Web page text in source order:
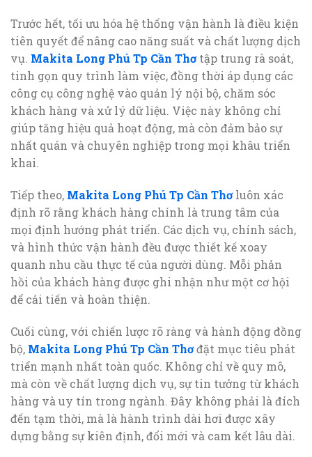
Trước hết, tối ưu hóa hệ thống vận hành là điều kiện
tiên quyết để nâng cao năng suất và chất lượng dịch
vụ. Makita Long Phú Tp Cần Thơtập trung rà soát,
tinh gọn quy trình làm việc, đồng thời áp dụng các
công cụ công nghệ vào quản lý nội bộ, chăm sóc
khách hàng và xử lý dữ liệu. Việc này không chỉ
giúp tăng hiệu quả hoạt động, mà còn đảm bảo sự
nhất quán và chuyên nghiệp trong mọi khâu triển
khai.
Tiếp theo, Makita Long Phú Tp Cần Thơluôn xác
định rõ rằng khách hàng chính là trung tâm của
mọi định hướng phát triển. Các dịch vụ, chính sách,
và hình thức vận hành đều được thiết kế xoay
quanh nhu cầu thực tế của người dùng. Mỗi phản
hồi của khách hàng được ghi nhận như một cơ hội
để cải tiến và hoàn thiện.
Cuối cùng, với chiến lược rõ ràng và hành động đồng
bộ, Makita Long Phú Tp Cần Thơđặt mục tiêu phát
triển mạnh nhất toàn quốc. Không chỉ về quy mô,
mà còn về chất lượng dịch vụ, sự tin tưởng từ khách
hàng và uy tín trong ngành. Đây không phải là đích
đến tạm thời, mà là hành trình dài hơi được xây
dựng bằng sự kiên định, đổi mới và cam kết lâu dài.